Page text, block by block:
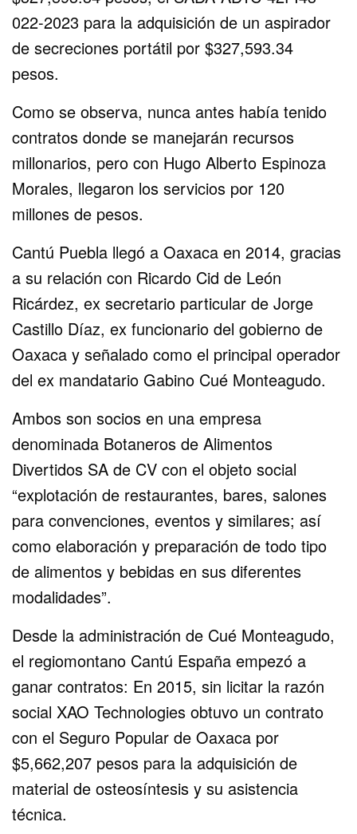
022-2023 para la adquisición de un aspirador
de secreciones portátil por $327,593.34
pesos.
Como se observa, nunca antes había tenido
contratos donde se manejarán recursos
millonarios, pero con Hugo Alberto Espinoza
Morales, llegaron los servicios por 120
millones de pesos.
Cantú Puebla llegó a Oaxaca en 2014, gracias
a su relación con Ricardo Cid de León
Ricárdez, ex secretario particular de Jorge
Castillo Díaz, ex funcionario del gobierno de
Oaxaca y señalado como el principal operador
del ex mandatario Gabino Cué Monteagudo.
Ambos son socios en una empresa
denominada Botaneros de Alimentos
Divertidos SA de CV con el objeto social
“explotación de restaurantes, bares, salones
para convenciones, eventos y similares; así
como elaboración y preparación de todo tipo
de alimentos y bebidas en sus diferentes
modalidades”.
Desde la administración de Cué Monteagudo,
el regiomontano Cantú España empezó a
ganar contratos: En 2015, sin licitar la razón
social XAO Technologies obtuvo un contrato
con el Seguro Popular de Oaxaca por
$5,662,207 pesos para la adquisición de
material de osteosíntesis y su asistencia
técnica.